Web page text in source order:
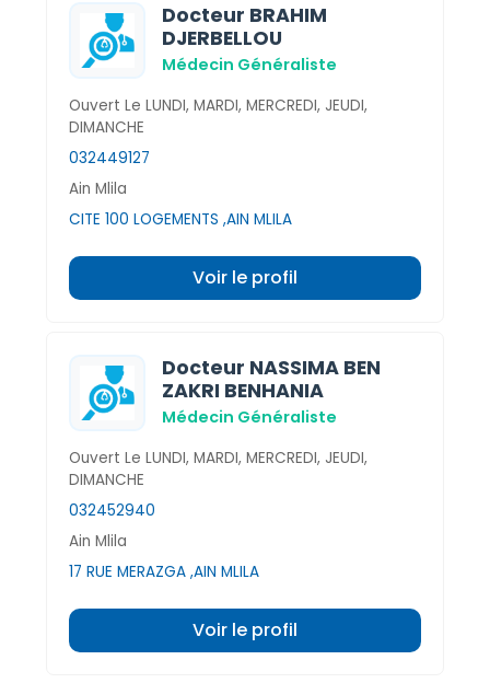
Docteur BRAHIM
DJERBELLOU
Médecin Généraliste
Ouvert Le LUNDI, MARDI, MERCREDI, JEUDI,
DIMANCHE
032449127
Ain Mlila
CITE 100 LOGEMENTS ,AIN MLILA
Voir le profil
Docteur NASSIMA BEN
ZAKRI BENHANIA
Médecin Généraliste
Ouvert Le LUNDI, MARDI, MERCREDI, JEUDI,
DIMANCHE
032452940
Ain Mlila
17 RUE MERAZGA ,AIN MLILA
Voir le profil